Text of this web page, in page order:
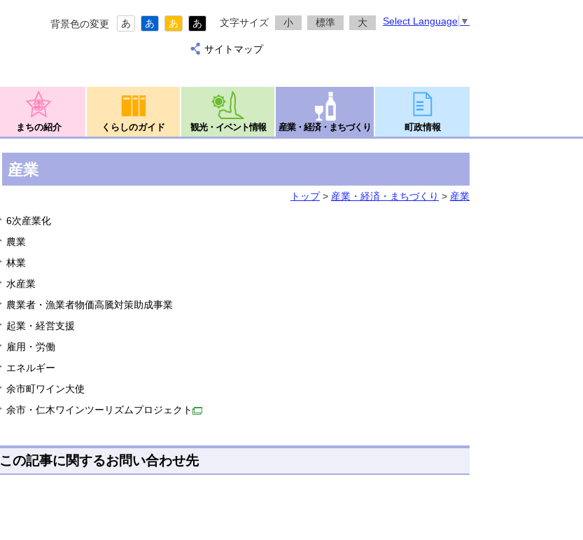
背景色の変更 あ あ あ あ 文字サイズ 小 標準 大 Select Language ▼
サイトマップ
まちの紹介 くらしのガイド 観光・イベント情報 産業・経済・まちづくり 町政情報
産業
トップ> 産業・経済・まちづくり > 産業
6次産業化
農業
林業
水産業
農業者・漁業者物価高騰対策助成事業
起業・経営支援
雇用・労働
エネルギー
余市町ワイン大使
余市・仁木ワインツーリズムプロジェクト
この記事に関するお問い合わせ先